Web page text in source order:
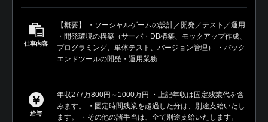
仕事内容
【概要】 ・ソーシャルゲームの設計／開発／テスト／運用
・開発環境の構築（サーバ・DB構築、モックアップ作成、
プログラミング、単体テスト、バージョン管理） ・バック
エンドツールの開発・運用業務 ...
給与
年収277万800円～1000万円 ・上記年収は固定残業代を含
みます。 ・固定時間残業を超過した分は、別途支給いたし
ます。 ・その他の諸手当は、全て別途支給いたします。